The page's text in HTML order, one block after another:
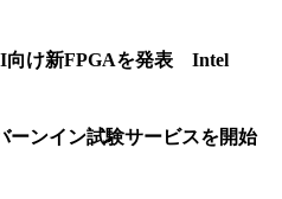
向け新FPGAを発表 Intel
ーンイン試験サービスを開始